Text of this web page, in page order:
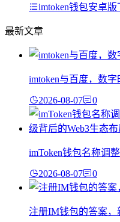
imtoken钱包安卓版
最新文章
imtoken与百度，数
2026-08-07 0
imToken钱包名称调
2026-08-07 0
注册IM钱包的答案，